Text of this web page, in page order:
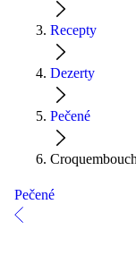
Recepty
Dezerty
Pečené
Pečené